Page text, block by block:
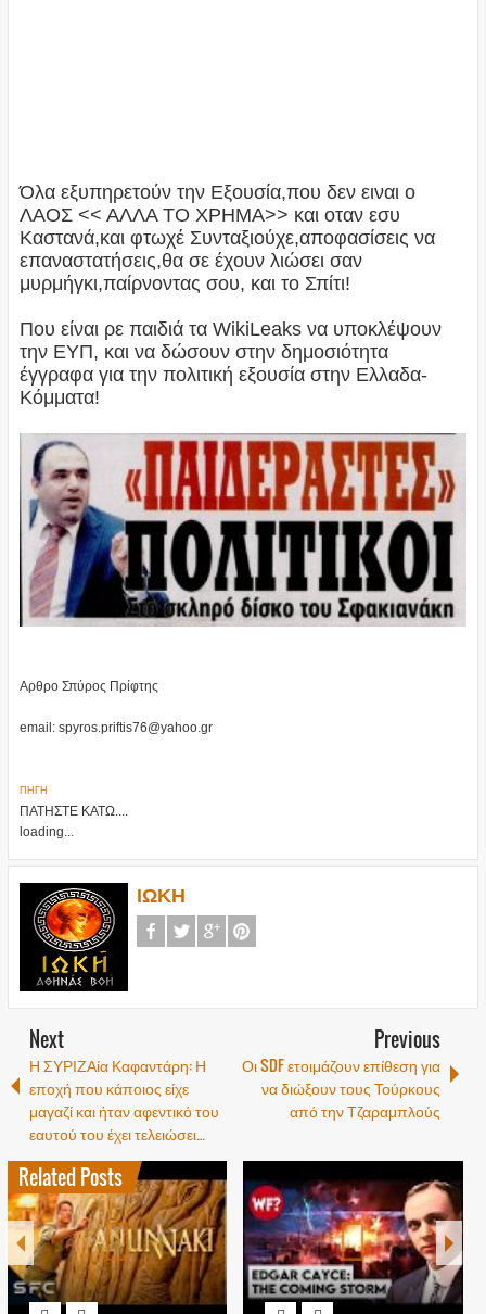
Όλα εξυπηρετούν την Εξουσία,που δεν ειναι ο
ΛΑΟΣ << ΑΛΛΑ ΤΟ ΧΡΗΜΑ>> και οταν εσυ
Καστανά,και φτωχέ Συνταξιούχε,αποφασίσεις να
επαναστατήσεις,θα σε έχουν λιώσει σαν
μυρμήγκι,παίρνοντας σου, και το Σπίτι!
Που είναι ρε παιδιά τα WikiLeaks να υποκλέψουν
την ΕΥΠ, και να δώσουν στην δημοσιότητα
έγγραφα για την πολιτική εξουσία στην Ελλαδα-
Κόμματα!
Αρθρο Σπύρος Πρίφτης
email: spyros.priftis76@yahoo.gr
ΠΗΓΗ
ΠΑΤΗΣΤΕ ΚΑΤΩ....
loading...
ΙΩΚΗ
Next
Η ΣΥΡΙΖΑία Καφαντάρη: Η
εποχή που κάποιος είχε
μαγαζί και ήταν αφεντικό του
εαυτού του έχει τελειώσει…
Previous
Οι SDF ετοιμάζουν επίθεση για
να διώξουν τους Τούρκους
από την Τζαραμπλούς
Related Posts